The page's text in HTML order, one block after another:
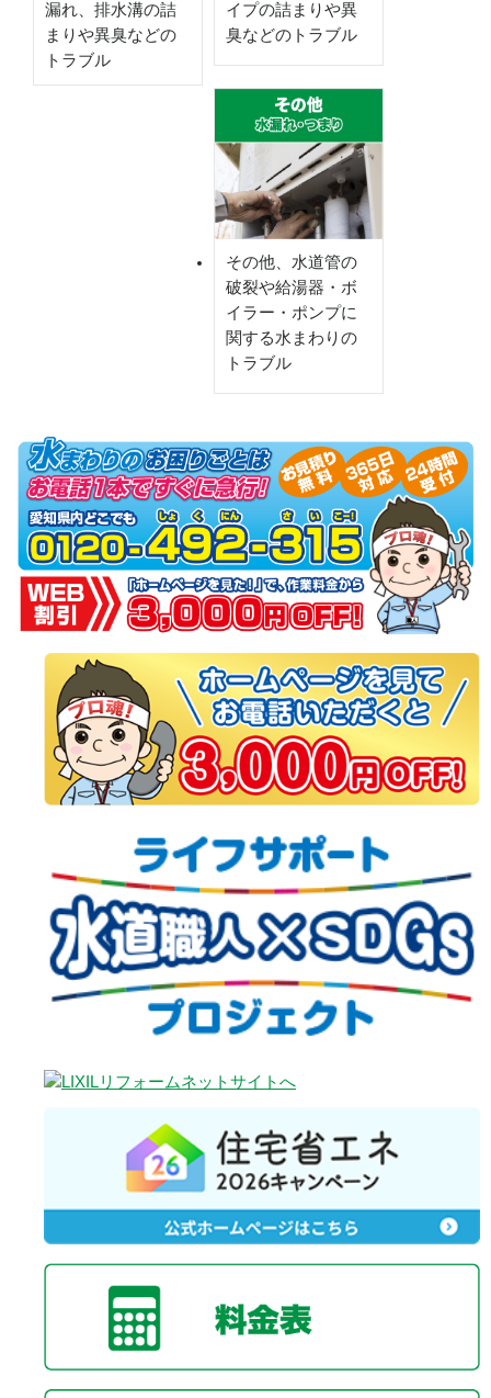
漏れ、排水溝の詰
まりや異臭などの
トラブル
イプの詰まりや異
臭などのトラブル
その他、水道管の
破裂や給湯器・ボ
イラー・ポンプに
関する水まわりの
トラブル